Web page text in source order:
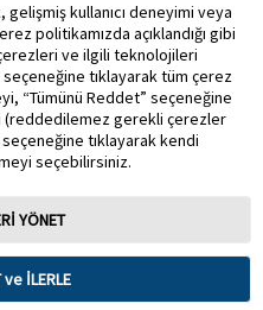
Kullanım Koşulları
marka markaları Abbott'un
veya ticari takdim şekli, Abbott
şirketin ürün veya
Bu web sitesi ve burada yer
kullanıcı deneyimi veya
politikamızda açıklandığı gibi
ve ilgili teknolojileri
seçeneğine tıklayarak tüm çerez
“Tümünü Reddet” seçeneğine
(reddedilemez gerekli çerezler
tıklayarak kendi
seçebilirsiniz.
YÖNET
ve İLERLE